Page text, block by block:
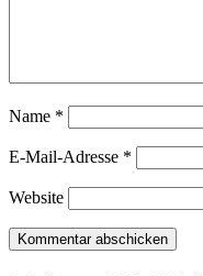
Name *
E-Mail-Adresse *
Website